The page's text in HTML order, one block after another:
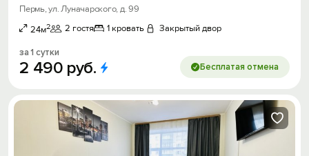
Пермь, ул. Луначарского, д. 99
24м2 2 гостя 1 кровать Закрытый двор
за 1 сутки
2 490 руб. Бесплатая отмена